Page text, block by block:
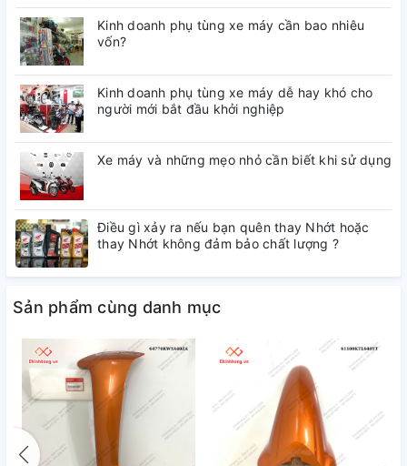
Kinh doanh phụ tùng xe máy cần bao nhiêu
vốn?
Kinh doanh phụ tùng xe máy dễ hay khó cho
người mới bắt đầu khởi nghiệp
Xe máy và những mẹo nhỏ cần biết khi sử dụng
Điều gì xảy ra nếu bạn quên thay Nhớt hoặc
thay Nhớt không đảm bảo chất lượng ?
Sản phẩm cùng danh mục